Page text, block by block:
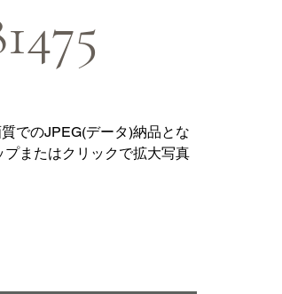
でのJPEG(データ)納品とな
またはクリックで拡大写真